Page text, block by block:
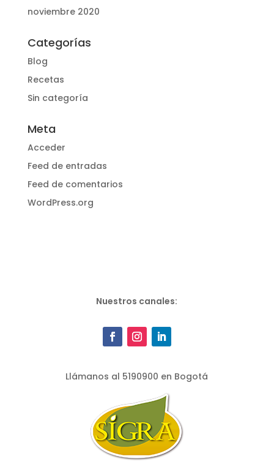
noviembre 2020
Categorías
Blog
Recetas
Sin categoría
Meta
Acceder
Feed de entradas
Feed de comentarios
WordPress.org
Nuestros canales:
Llámanos al 5190900 en Bogotá